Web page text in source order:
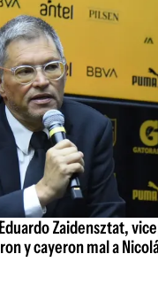
Zaidensztat,
y cayeron mal a